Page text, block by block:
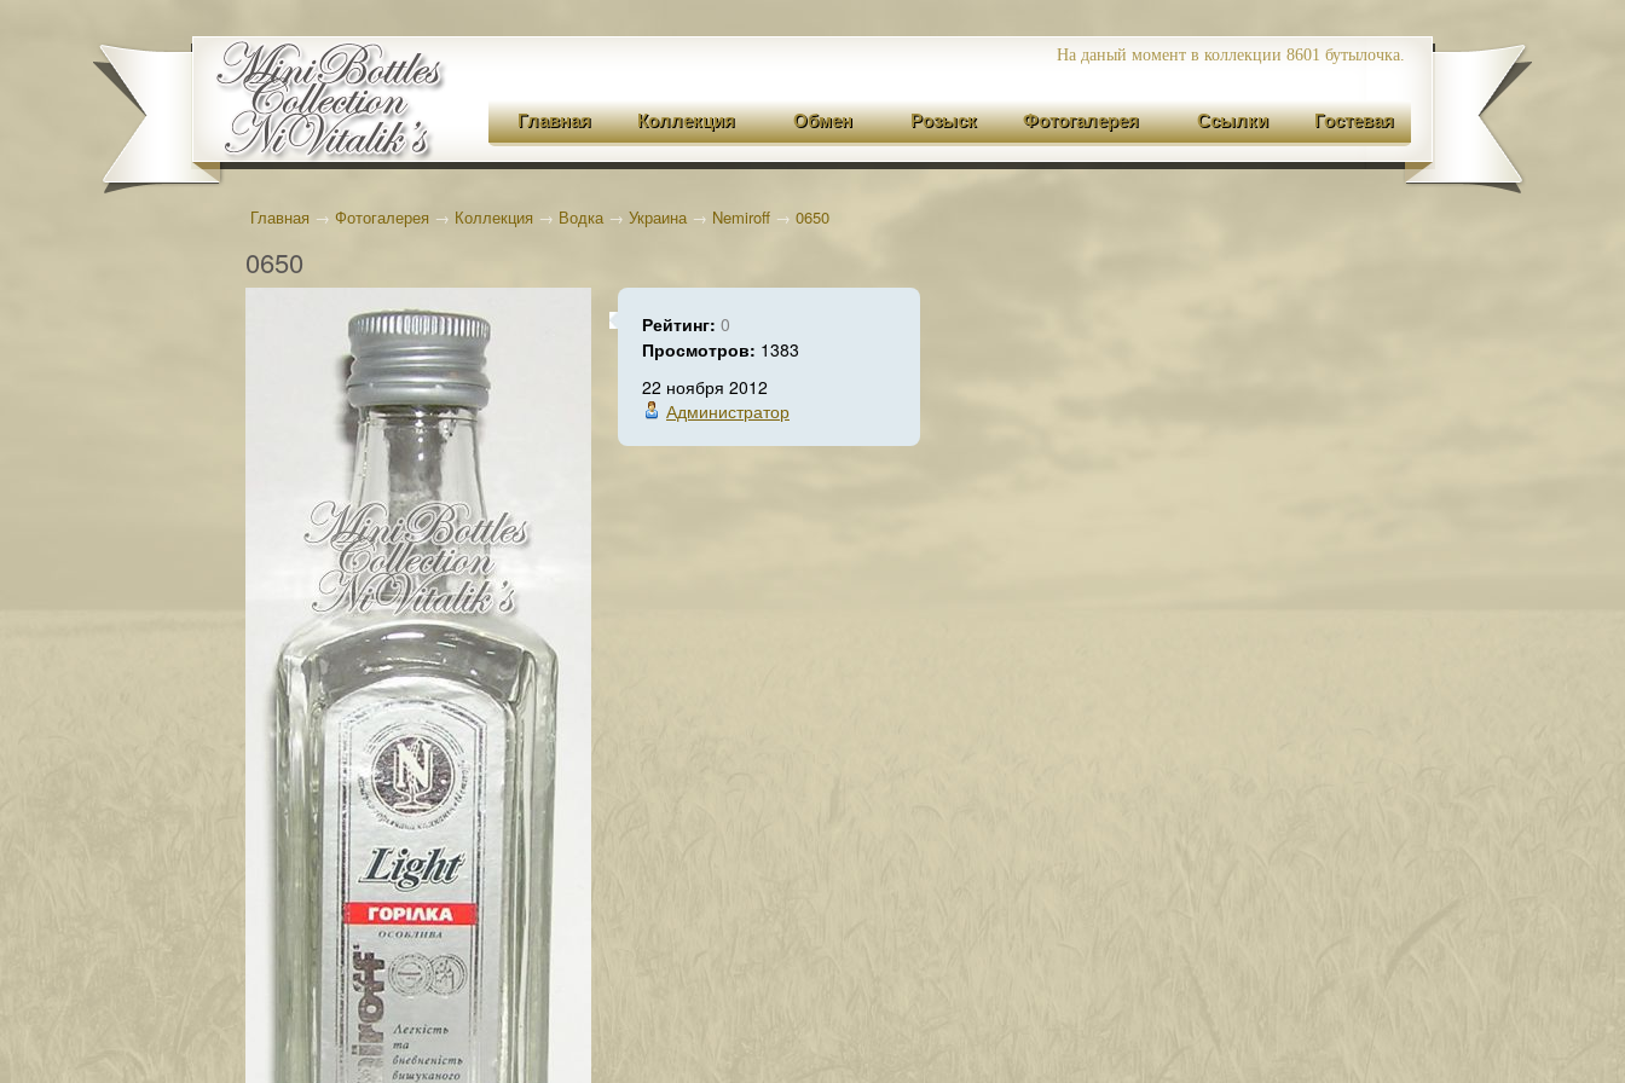
На даный момент в коллекции 8601 бутылочка.
Главная Коллекция Обмен Розыск Фотогалерея Ссылки Гостевая
Главная → Фотогалерея → Коллекция → Водка→ Украина→ Nemiroff → 0650
0650
Рейтинг: 0
Просмотров: 1383
22 ноября 2012
Администратор